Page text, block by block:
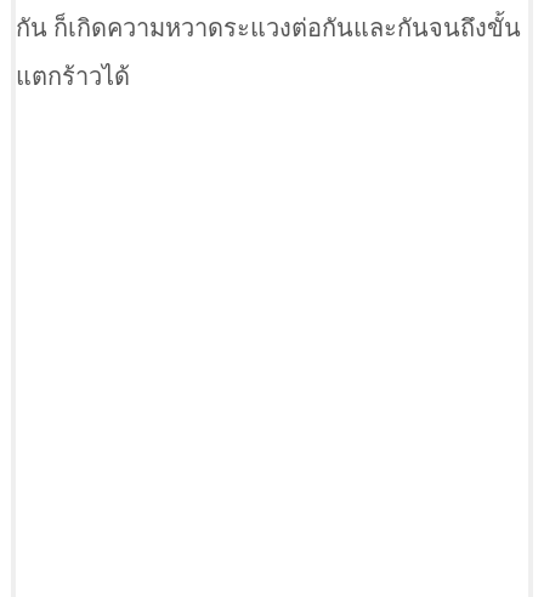
กัน ก็เกิดความหวาดระแวงต่อกันและกันจนถึงขั้น
แตกร้าวได้